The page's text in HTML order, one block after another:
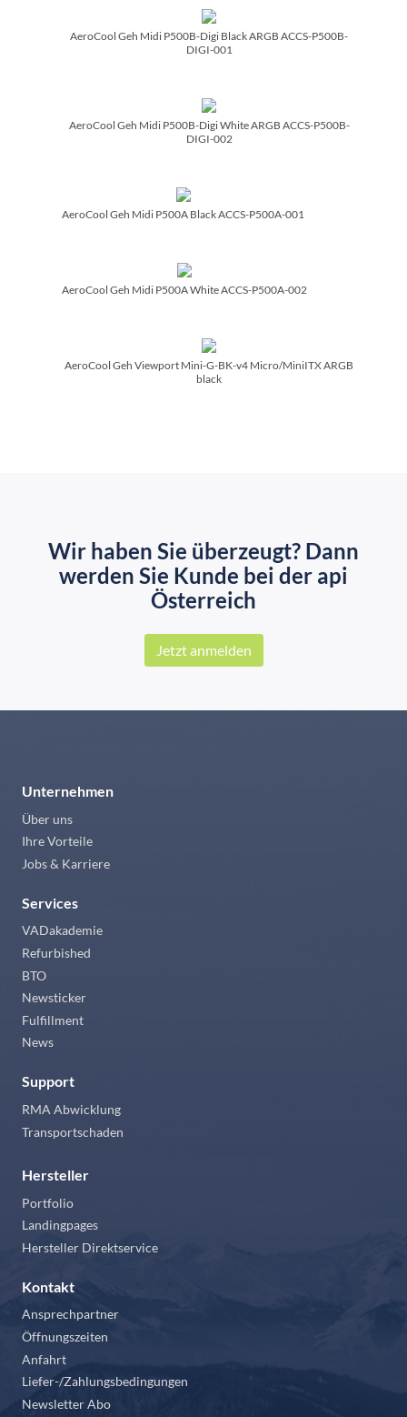
AeroCool Geh Midi P500B-Digi Black ARGB ACCS-P500B-
DIGI-001
AeroCool Geh Midi P500B-Digi White ARGB ACCS-P500B-
DIGI-002
AeroCool Geh Midi P500A Black ACCS-P500A-001
AeroCool Geh Midi P500A White ACCS-P500A-002
AeroCool Geh Viewport Mini-G-BK-v4 Micro/­MiniITX ARGB
black
Wir haben Sie überzeugt? Dann
werden Sie Kunde bei der api
Österreich
Jetzt anmelden
Unternehmen
Über uns
Ihre Vorteile
Jobs & Karriere
Services
VADakademie
Refurbished
BTO
Newsticker
Fulfillment
News
Support
RMA Abwicklung
Transportschaden
Hersteller
Portfolio
Landingpages
Hersteller Direktservice
Kontakt
Ansprechpartner
Öffnungszeiten
Anfahrt
Liefer-/Zahlungsbedingungen
Newsletter Abo